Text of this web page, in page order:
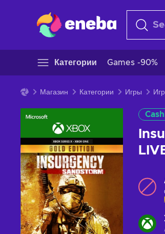
Категории Games -90%
Магазин Категории Игры